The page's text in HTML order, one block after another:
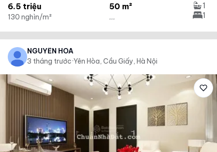
6.5 triệu
130 nghìn/m²
50 m²
...
1
1
NGUYỄN HOA
3 tháng trước·Yên Hòa, Cầu Giấy, Hà Nội